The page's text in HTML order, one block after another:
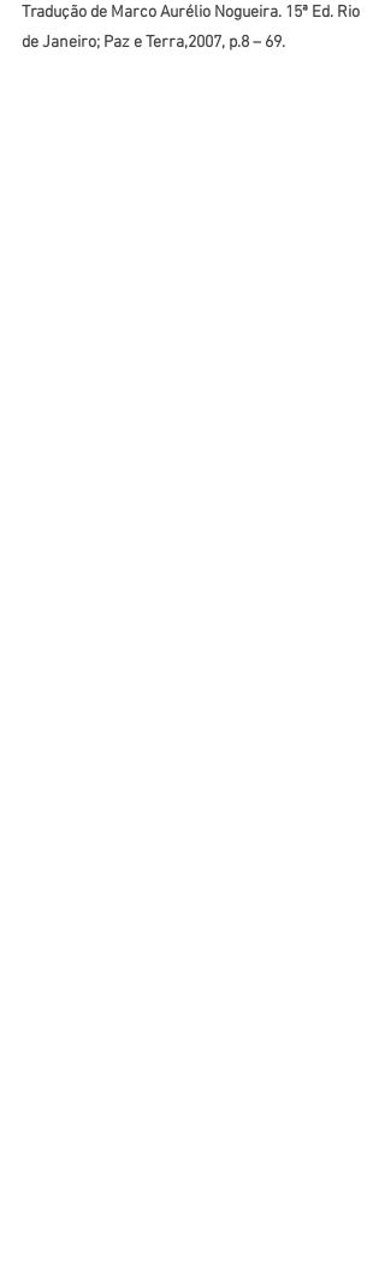
Tradução de Marco Aurélio Nogueira. 15ª Ed. Rio
de Janeiro; Paz e Terra,2007, p.8 – 69.